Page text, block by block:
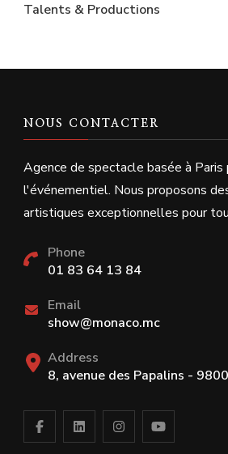
Talents & Productions
NOUS CONTACTER
Agence de spectacle basée à Paris
l'événementiel. Nous proposons
artistiques exceptionnelles pour
Phone
01 83 64 13 84
Email
show@monaco.mc
Address
8, avenue des Papalins -